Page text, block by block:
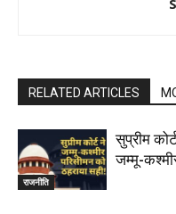
RELATED ARTICLES
राजनीति
सुप्रीम
जम्मू-